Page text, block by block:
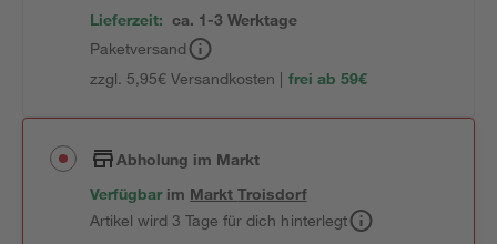
Lieferzeit: ca. 1-3 Werktage
Paketversand
zzgl. 5,95€ Versandkosten | frei ab 59€
Abholung im Markt
Verfügbar im MarktTroisdorf
Artikel wird 3 Tage für dich hinterlegt